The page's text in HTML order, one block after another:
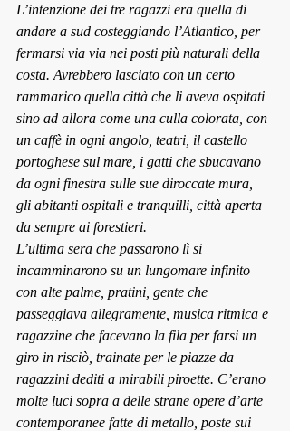
L’intenzione dei tre ragazzi era quella di
andare a sud costeggiando l’Atlantico, per
fermarsi via via nei posti più naturali della
costa. Avrebbero lasciato con un certo
rammarico quella città che li aveva ospitati
sino ad allora come una culla colorata, con
un caffè in ogni angolo, teatri, il castello
portoghese sul mare, i gatti che sbucavano
da ogni finestra sulle sue diroccate mura,
gli abitanti ospitali e tranquilli, città aperta
da sempre ai forestieri.
L’ultima sera che passarono lì si
incamminarono su un lungomare infinito
con alte palme, pratini, gente che
passeggiava allegramente, musica ritmica e
ragazzine che facevano la fila per farsi un
giro in risciò, trainate per le piazze da
ragazzini dediti a mirabili piroette. C’erano
molte luci sopra a delle strane opere d’arte
contemporanee fatte di metallo, poste sui